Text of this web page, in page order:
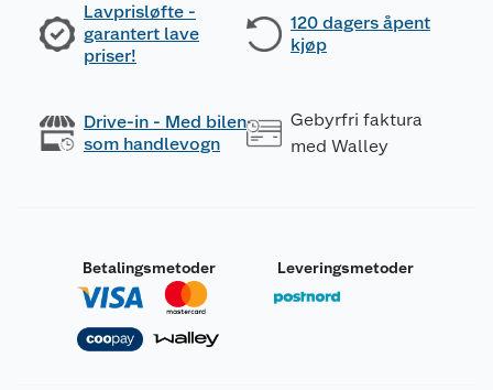
Lavprisløfte -
garantert lave
priser!
120 dagers åpent
kjøp
Drive-in - Med bilen
som handlevogn
Gebyrfri faktura
med Walley
Betalingsmetoder Leveringsmetoder